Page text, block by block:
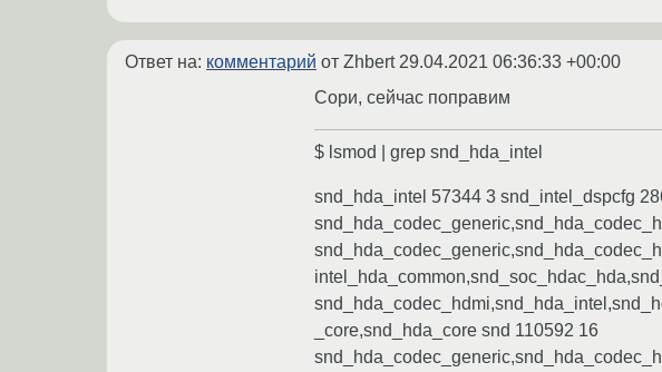
Ответ на: комментарий от Zhbert 29.04.2021 06:36:33 +00:00
Сори, сейчас поправим
$ lsmod | grep snd_hda_intel
snd_hda_intel 57344 3 snd_intel_dspcfg
_core,snd_hda_core snd 110592 16